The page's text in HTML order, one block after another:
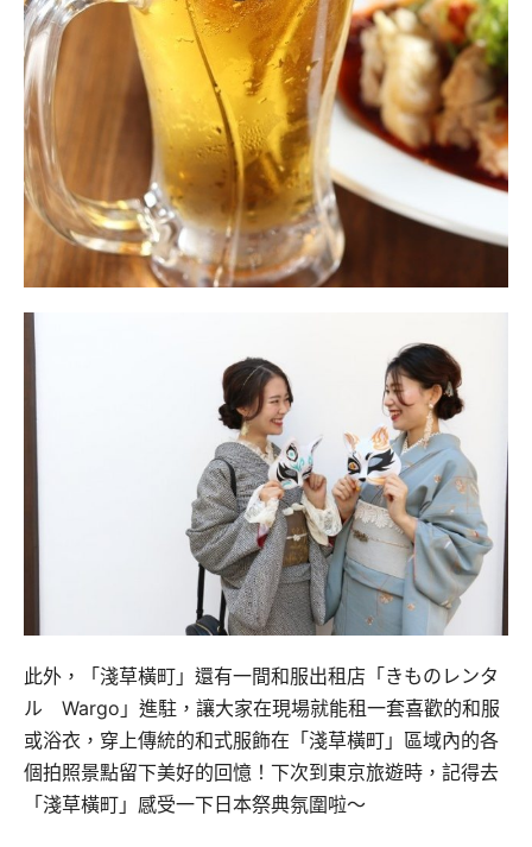
此外，「淺草橫町」還有一間和服出租店「きものレンタ
ル Wargo」進駐，讓大家在現場就能租一套喜歡的和服
或浴衣，穿上傳統的和式服飾在「淺草橫町」區域內的各
個拍照景點留下美好的回憶！下次到東京旅遊時，記得去
「淺草橫町」感受一下日本祭典氛圍啦～